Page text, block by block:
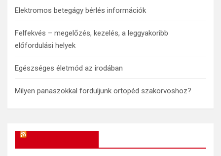
Elektromos betegágy bérlés információk
Felfekvés – megelőzés, kezelés, a leggyakoribb
előfordulási helyek
Egészséges életmód az irodában
Milyen panaszokkal forduljunk ortopéd szakorvoshoz?